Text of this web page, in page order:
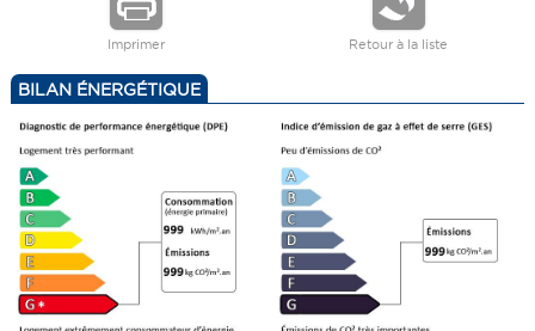
Imprimer Retour à la liste
BILAN ÉNERGÉTIQUE